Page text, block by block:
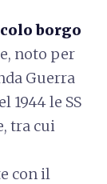
borgo
noto per
Guerra
1944 le SS
tra cui
con il